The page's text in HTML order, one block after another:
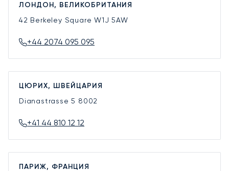
ЛОНДОН, ВЕЛИКОБРИТАНИЯ
42 Berkeley SquareW1J 5AW
+44 2074 095 095
ЦЮРИХ, ШВЕЙЦАРИЯ
Dianastrasse 5 8002
+41 44 810 12 12
ПАРИЖ, ФРАНЦИЯ